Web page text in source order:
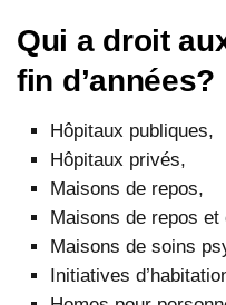
Qui a droit
fin d’années?
Hôpitaux publiques,
Hôpitaux privés,
Maisons de repos,
Maisons de repos et
Maisons de soins
Initiatives